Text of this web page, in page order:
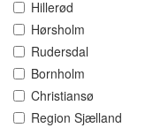
Hillerød
Hørsholm
Rudersdal
Bornholm
Christiansø
Region Sjælland